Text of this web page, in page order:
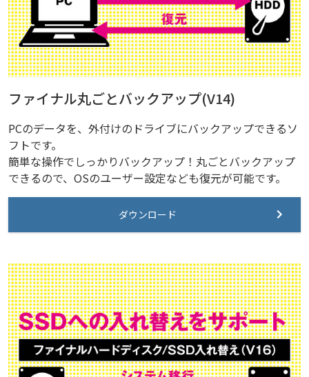
ファイナル丸ごとバックアップ(V14)
PCのデータを、外付けのドライブにバックアップできるソ
フトです。
簡単な操作でしっかりバックアップ！丸ごとバックアップ
できるので、OSのユーザー設定なども復元が可能です。
ダウンロード